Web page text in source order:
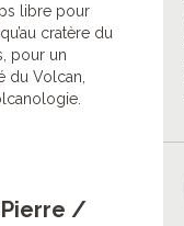
libre pour
cratère du
pour un
du Volcan,
Pierre /